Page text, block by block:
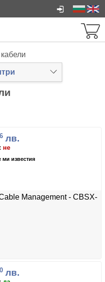
лв.
не
ми известия
Management - CBSX-
лв.